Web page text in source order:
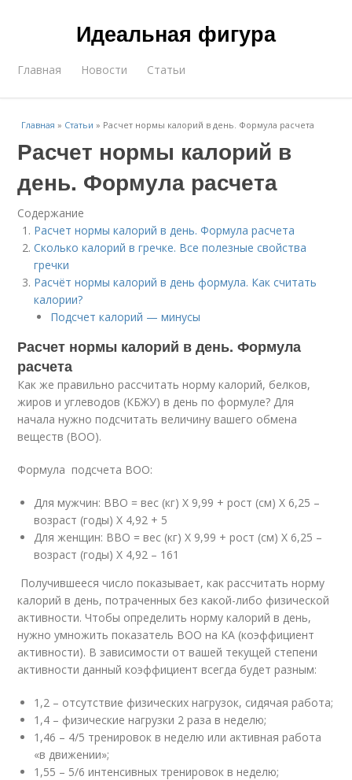
Идеальная фигура
Главная Новости Статьи
Главная » Статьи » Расчет нормы калорий в день. Формула расчета
Расчет нормы калорий в
день. Формула расчета
Содержание
Расчет нормы калорий в день. Формула расчета
Сколько калорий в гречке. Все полезные свойства
гречки
Расчёт нормы калорий в день формула. Как считать
калории?
Подсчет калорий — минусы
Расчет нормы калорий в день. Формула
расчета
Как же правильно рассчитать норму калорий, белков,
жиров и углеводов (КБЖУ) в день по формуле? Для
начала нужно подсчитать величину вашего обмена
веществ (ВОО).
Формула подсчета ВОО:
Для мужчин: ВВО = вес (кг) Х 9,99 + рост (см) Х 6,25 –
возраст (годы) Х 4,92 + 5
Для женщин: ВВО = вес (кг) Х 9,99 + рост (см) Х 6,25 –
возраст (годы) Х 4,92 – 161
Получившееся число показывает, как рассчитать норму
калорий в день, потраченных без какой-либо физической
активности. Чтобы определить норму калорий в день,
нужно умножить показатель ВОО на КА (коэффициент
активности). В зависимости от вашей текущей степени
активности данный коэффициент всегда будет разным:
1,2 – отсутствие физических нагрузок, сидячая работа;
1,4 – физические нагрузки 2 раза в неделю;
1,46 – 4/5 тренировок в неделю или активная работа
«в движении»;
1,55 – 5/6 интенсивных тренировок в неделю;